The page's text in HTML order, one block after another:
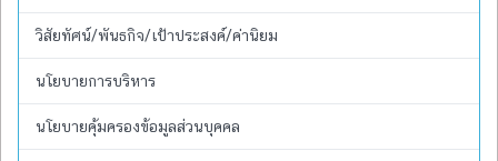
วิสัยทัศน์/พันธกิจ/เป้าประสงค์/ค่านิยม
นโยบายการบริหาร
นโยบายคุ้มครองข้อมูลส่วนบุคคล